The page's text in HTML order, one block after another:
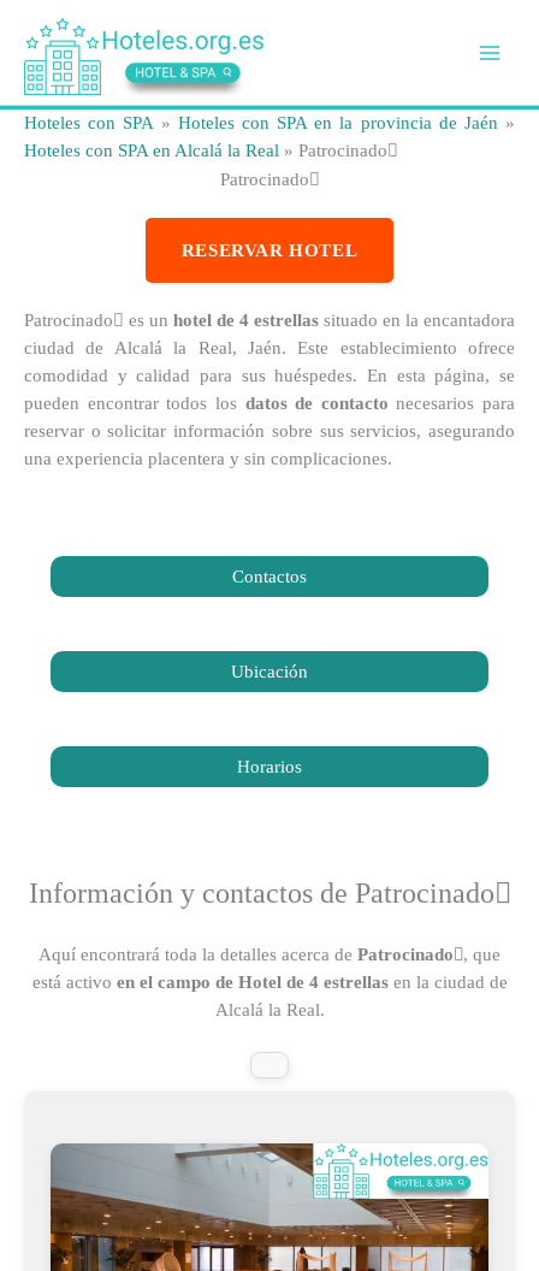
contenido
Hoteles con SPA » Hoteles con SPA en la provincia de Jaén »
Hoteles con SPA en Alcalá la Real » Patrocinado
Patrocinado
RESERVAR HOTEL
Patrocinado es un hotel de 4 estrellas situado en la encantadora
ciudad de Alcalá la Real, Jaén. Este establecimiento ofrece
comodidad y calidad para sus huéspedes. En esta página, se
pueden encontrar todos los datos de contacto necesarios para
reservar o solicitar información sobre sus servicios, asegurando
una experiencia placentera y sin complicaciones.
Contactos
Ubicación
Horarios
Información y contactos de Patrocinado
Aquí encontrará toda la detalles acerca de Patrocinado, que
está activo en el campo de Hotel de 4 estrellasen la ciudad de
Alcalá la Real.